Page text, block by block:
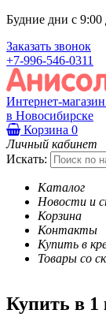
Будние дни с
Заказать звонок
+7-996-546-0311
Интернет-
в Новосибирске
Корзина 0
Личный кабинет
Искать:
Каталог
Новости и
Корзина
Контакты
Купить в
Товары со
Купить в 1